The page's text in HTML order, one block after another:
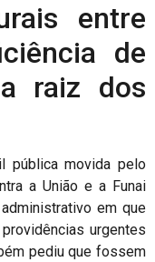
entre
de
raiz dos
pública movida pelo
a União e a Funai
em que
urgentes
pediu que fossem